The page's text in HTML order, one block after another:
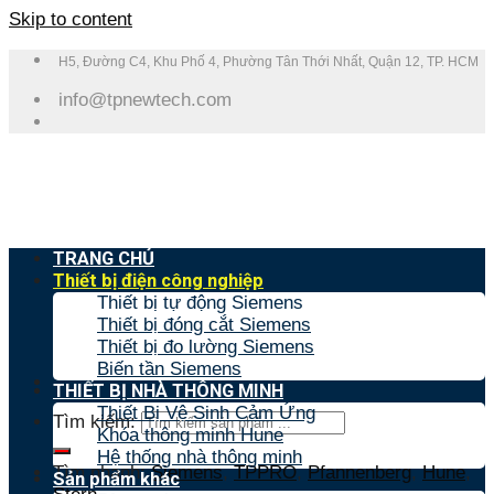
Skip to content
H5, Đường C4, Khu Phố 4, Phường Tân Thới Nhất, Quận 12, TP. HCM
info@tpnewtech.com
Tìm kiếm:
Tìm nhanh:Siemens,TPPRO,Pfannenberg,Hune,
TRANG CHỦ
Thiết bị điện công nghiệp
Thiết bị tự động Siemens
Thiết bị đóng cắt Siemens
Thiết bị đo lường Siemens
Biến tần Siemens
THIẾT BỊ NHÀ THÔNG MINH
Thiết Bị Vệ Sinh Cảm Ứng
Khóa thông minh Hune
Hệ thống nhà thông minh
Sản phẩm khác